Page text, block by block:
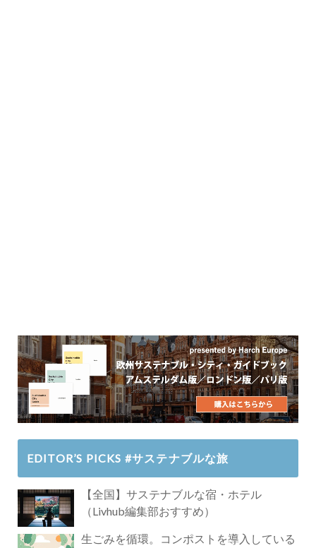
EDITOR’S PICKS #サステナブルな旅
【全国】サステナブルな宿・ホテル
（Livhub編集部おすすめ）
生ごみを循環。コンポストを導入している